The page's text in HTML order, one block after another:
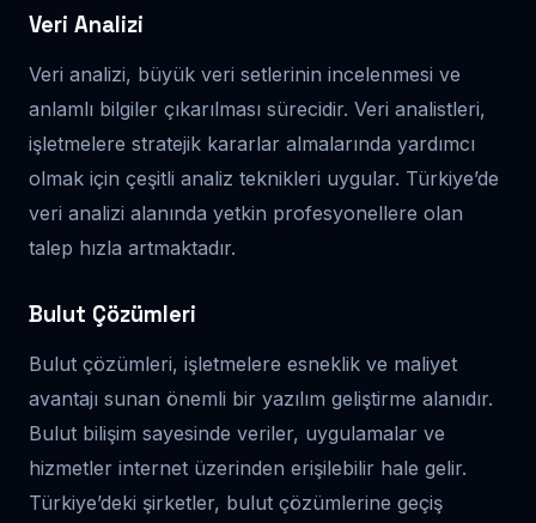
Veri Analizi
Veri analizi, büyük veri setlerinin incelenmesi ve
anlamlı bilgiler çıkarılması sürecidir. Veri analistleri,
işletmelere stratejik kararlar almalarında yardımcı
olmak için çeşitli analiz teknikleri uygular. Türkiye’de
veri analizi alanında yetkin profesyonellere olan
talep hızla artmaktadır.
Bulut Çözümleri
Bulut çözümleri, işletmelere esneklik ve maliyet
avantajı sunan önemli bir yazılım geliştirme alanıdır.
Bulut bilişim sayesinde veriler, uygulamalar ve
hizmetler internet üzerinden erişilebilir hale gelir.
Türkiye’deki şirketler, bulut çözümlerine geçiş